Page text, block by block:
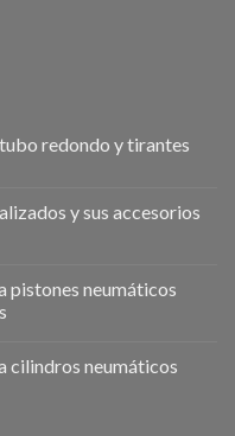
redondo y tirantes
y sus accesorios
pistones neumáticos
cilindros neumáticos